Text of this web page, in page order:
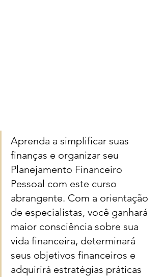
Aprenda a simplificar suas
finanças e organizar seu
Planejamento Financeiro
Pessoal com este curso
abrangente. Com a orientação
de especialistas, você ganhará
maior consciência sobre sua
vida financeira, determinará
seus objetivos financeiros e
adquirirá estratégias práticas